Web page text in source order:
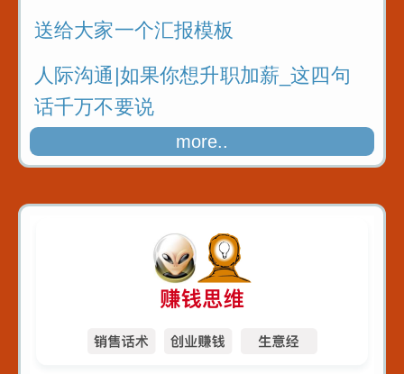
送给大家一个汇报模板
人际沟通|如果你想升职加薪_这四句
话千万不要说
more..